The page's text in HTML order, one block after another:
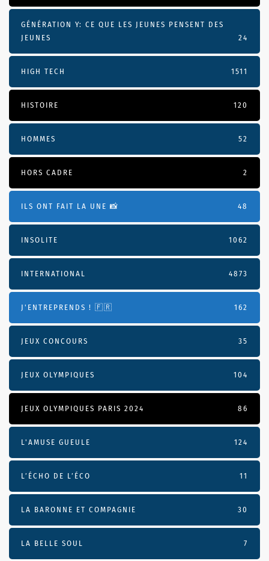
GÉNÉRATION Y: CE QUE LES JEUNES PENSENT DES
JEUNES
24
HIGH TECH 1511
HISTOIRE 120
HOMMES 52
HORS CADRE 2
ILS ONT FAIT LA UNE 📸 48
INSOLITE 1062
INTERNATIONAL 4873
J'ENTREPRENDS ! 🇫🇷 162
JEUX CONCOURS 35
JEUX OLYMPIQUES 104
JEUX OLYMPIQUES PARIS 2024 86
L'AMUSE GUEULE 124
L’ÉCHO DE L’ÉCO 11
LA BARONNE ET COMPAGNIE 30
LA BELLE SOUL 7